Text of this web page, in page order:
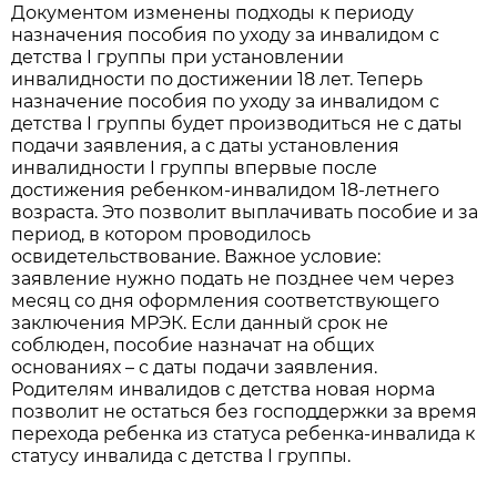
Документом изменены подходы к периоду
назначения пособия по уходу за инвалидом с
детства I группы при установлении
инвалидности по достижении 18 лет. Теперь
назначение пособия по уходу за инвалидом с
детства I группы будет производиться не с даты
подачи заявления, а с даты установления
инвалидности I группы впервые после
достижения ребенком-инвалидом 18-летнего
возраста. Это позволит выплачивать пособие и за
период, в котором проводилось
освидетельствование. Важное условие:
заявление нужно подать не позднее чем через
месяц со дня оформления соответствующего
заключения МРЭК. Если данный срок не
соблюден, пособие назначат на общих
основаниях – с даты подачи заявления.
Родителям инвалидов с детства новая норма
позволит не остаться без господдержки за время
перехода ребенка из статуса ребенка-инвалида к
статусу инвалида с детства I группы.